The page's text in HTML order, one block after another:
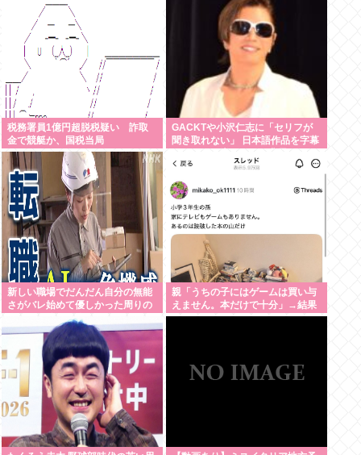
税務署員1億円超脱税疑い 詐取
金で競艇か、国税当局
GACKTや小沢仁志に「セリフが
聞き取れない」 日本語作品を字幕
新しい職場でだんだん自分の無能
さがバレ始めて優しかった周りの
人たちが徐々に冷たくなっていく
時ってゾクゾクするよな
親「うちの子にはゲームは買い与
えません。本だけで十分」→結果